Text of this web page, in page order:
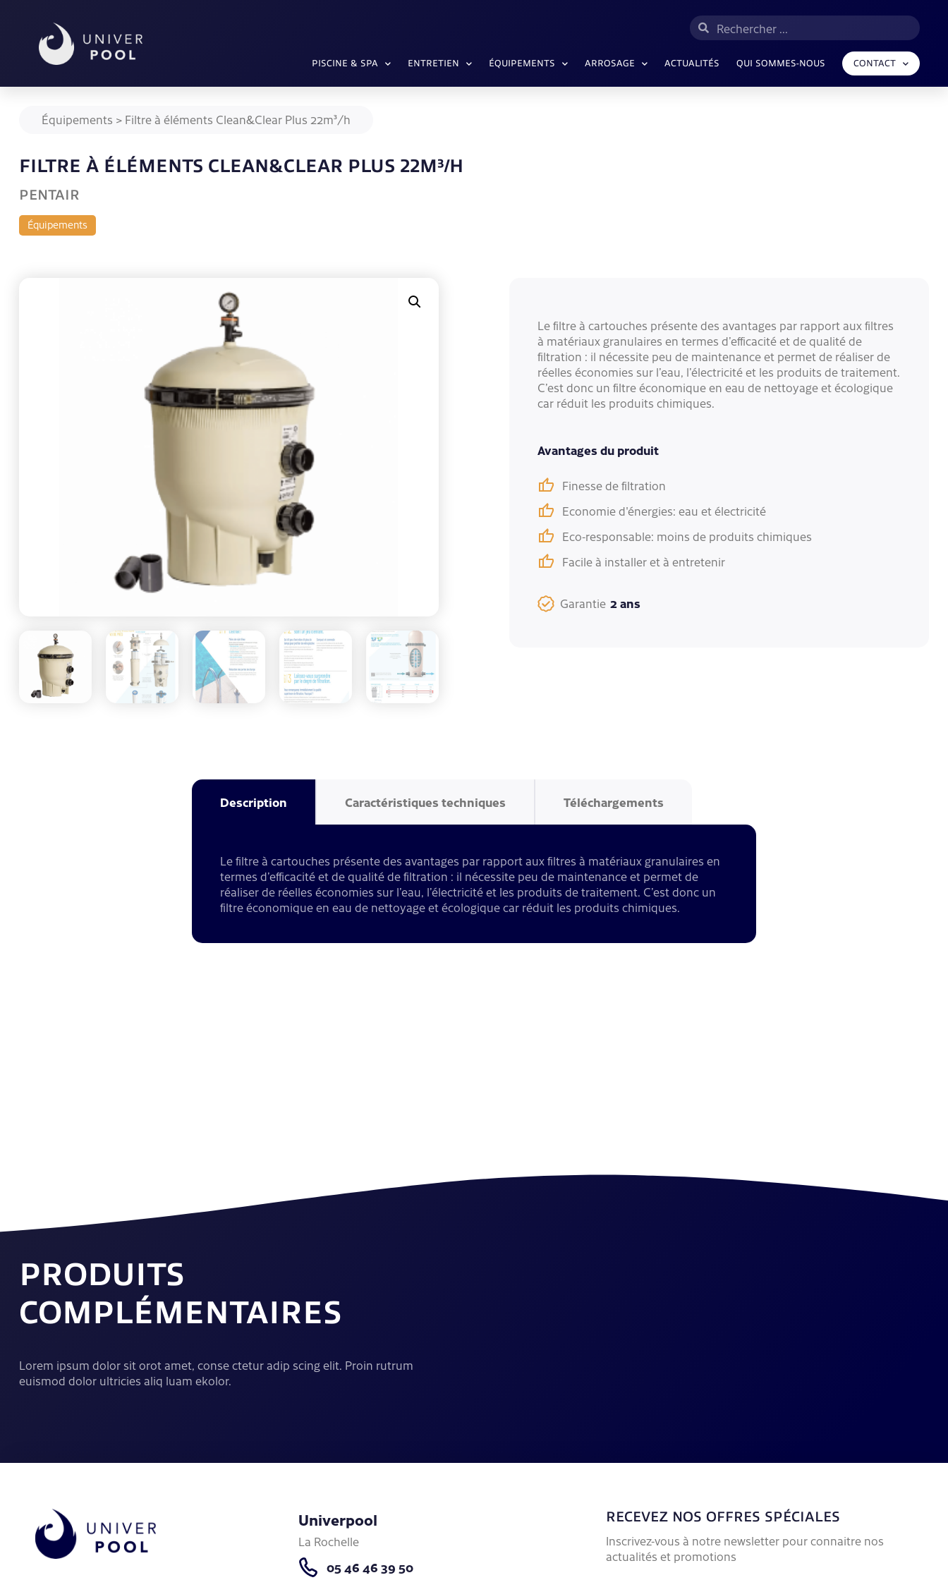
PISCINE & SPA ENTRETIEN ÉQUIPEMENTS ARROSAGE ACTUALITÉS QUI SOMMES-NOUS CONTACT
Équipements > Filtre à éléments Clean&Clear Plus 22m³/h
FILTRE À ÉLÉMENTS CLEAN&CLEAR PLUS 22M³/H
PENTAIR
Équipements
Le filtre à cartouches présente des avantages par rapport aux filtres
à matériaux granulaires en termes d’efficacité et de qualité de
filtration : il nécessite peu de maintenance et permet de réaliser de
réelles économies sur l’eau, l’électricité et les produits de traitement.
C’est donc un filtre économique en eau de nettoyage et écologique
car réduit les produits chimiques.
Avantages du produit
Finesse de filtration
Economie d'énergies: eau et électricité
Eco-responsable: moins de produits chimiques
Facile à installer et à entretenir
Garantie 2 ans
Description Caractéristiques techniques Téléchargements
Le filtre à cartouches présente des avantages par rapport aux filtres à matériaux granulaires en
termes d’efficacité et de qualité de filtration : il nécessite peu de maintenance et permet de
réaliser de réelles économies sur l’eau, l’électricité et les produits de traitement. C’est donc un
filtre économique en eau de nettoyage et écologique car réduit les produits chimiques.
PRODUITS
COMPLÉMENTAIRES
Lorem ipsum dolor sit orot amet, conse ctetur adip scing elit. Proin rutrum
euismod dolor ultricies aliq luam ekolor.
Univerpool
La Rochelle
05 46 46 39 50
RECEVEZ NOS OFFRES SPÉCIALES
Inscrivez-vous à notre newsletter pour connaitre nos
actualités et promotions